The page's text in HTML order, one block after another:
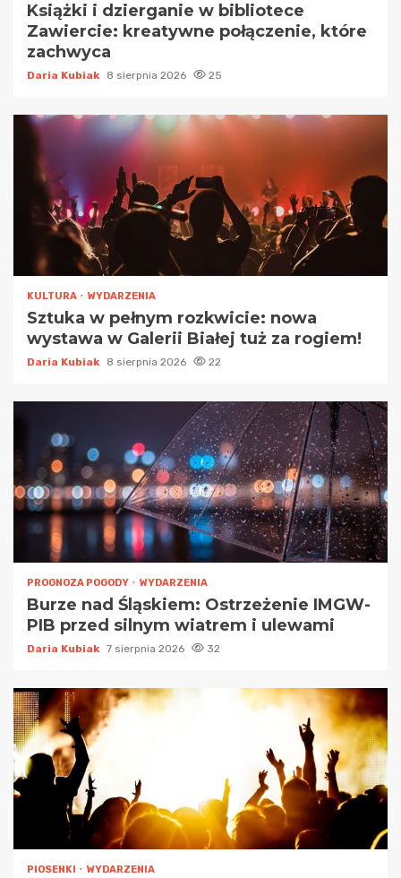
Książki i dzierganie w bibliotece
Zawiercie: kreatywne połączenie, które
zachwyca
Daria Kubiak 8 sierpnia 2026 25
KULTURA WYDARZENIA
Sztuka w pełnym rozkwicie: nowa
wystawa w Galerii Białej tuż za rogiem!
Daria Kubiak 8 sierpnia 2026 22
PROGNOZA POGODY WYDARZENIA
Burze nad Śląskiem: Ostrzeżenie IMGW-
PIB przed silnym wiatrem i ulewami
Daria Kubiak 7 sierpnia 2026 32
PIOSENKI WYDARZENIA